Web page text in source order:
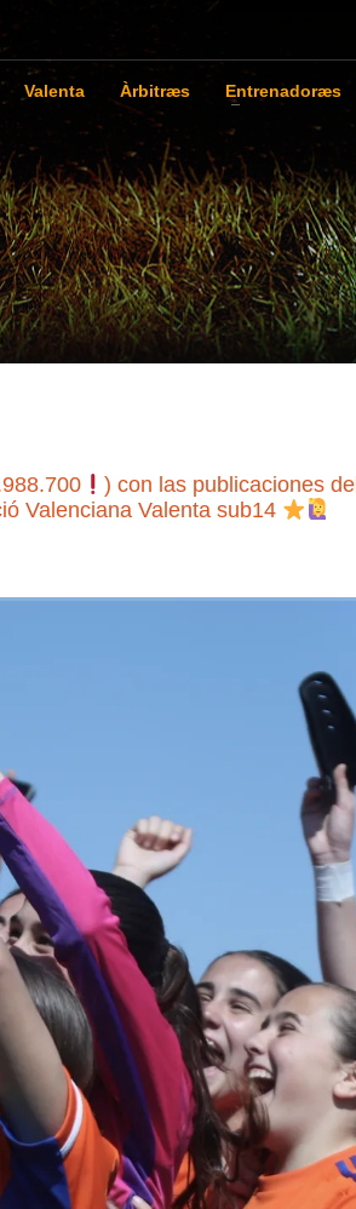
Valenta Àrbitræs Entrenadoræs
) con las publicaciones del
Valenciana Valenta sub14